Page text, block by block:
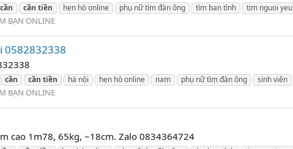
cần cần tiền hẹn hò online phụ nữ tìm đàn ông tìm ban tình tim nguoi yeu
BẠN ONLINE
0582832338
cần cần tiền hà nội hẹn hò online nam phụ nữ tìm đàn ông sinh viên
BẠN ONLINE
cao 1m78, 65kg, ~18cm. Zalo 0834364724